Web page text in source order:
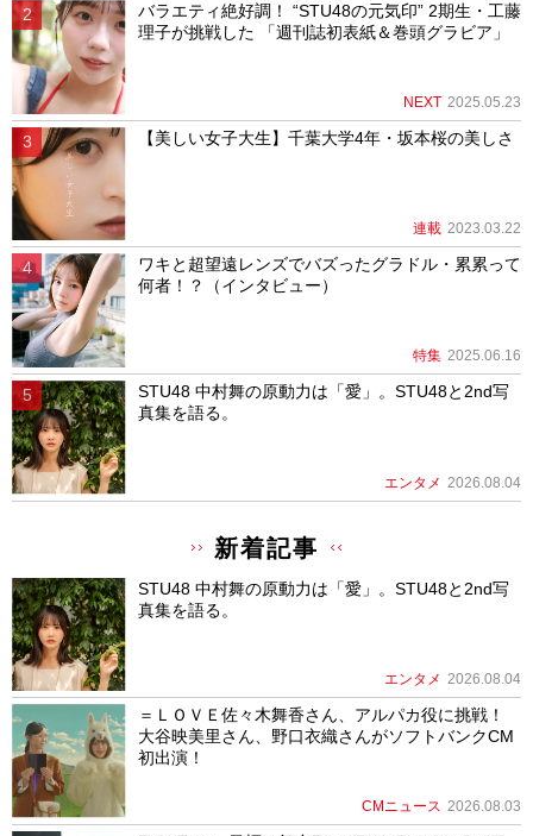
バラエティ絶好調！ “STU48の元気印” 2期生・工藤
理子が挑戦した 「週刊誌初表紙＆巻頭グラビア」
NEXT 2025.05.23
【美しい女子大生】千葉大学4年・坂本桜の美しさ
連載 2023.03.22
ワキと超望遠レンズでバズったグラドル・累累って
何者！？（インタビュー）
特集 2025.06.16
STU48 中村舞の原動力は「愛」。STU48と2nd写
真集を語る。
エンタメ 2026.08.04
新着記事
STU48 中村舞の原動力は「愛」。STU48と2nd写
真集を語る。
エンタメ 2026.08.04
＝ＬＯＶＥ佐々木舞香さん、アルパカ役に挑戦！
大谷映美里さん、野口衣織さんがソフトバンクCM
初出演！
CMニュース 2026.08.03